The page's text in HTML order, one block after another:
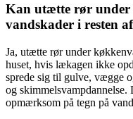
Kan utætte rør under
vandskader i resten
Ja, utætte rør under
huset, hvis lækagen ikke
sprede sig til gulve, vægge
og
opmærksom på tegn på